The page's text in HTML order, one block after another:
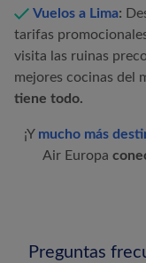
Vuelos a Lima:
tarifas
visita las ruinas
mejores cocinas del
tiene todo.
¡Y mucho más
Air Europa
Preguntas